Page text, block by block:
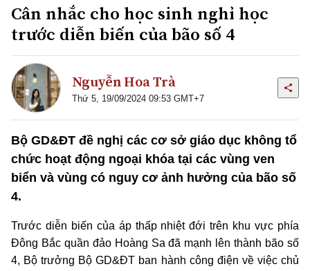
Cân nhắc cho học sinh nghỉ học
trước diễn biến của bão số 4
Nguyễn Hoa Trà
Thứ 5, 19/09/2024 09:53 GMT+7
Bộ GD&ĐT đề nghị các cơ sở giáo dục không tổ
chức hoạt động ngoại khóa tại các vùng ven
biển và vùng có nguy cơ ảnh hưởng của bão số
4.
Trước diễn biến của áp thấp nhiệt đới trên khu vực phía
Đông Bắc quần đảo Hoàng Sa đã mạnh lên thành bão số
4, Bộ trưởng Bộ GD&ĐT ban hành công điện về việc chủ